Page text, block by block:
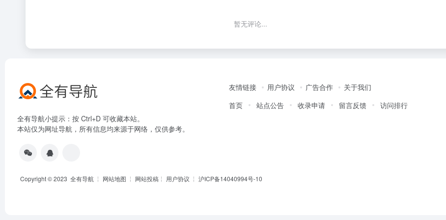
暂无评论...
全有导航小提示：按 Ctrl+D 可收藏本站。
本站仅为网址导航，所有信息均来源于网络，仅供参考。
友情链接 用户协议 广告合作
关于我们
首页
站点公告 收录申请 留言反馈 访问排行
Copyright © 2023 全有导航 ╎ 网站地图 ╎ 网站投稿 ╎ 用户协议 ╎ 沪ICP备14040994号-10